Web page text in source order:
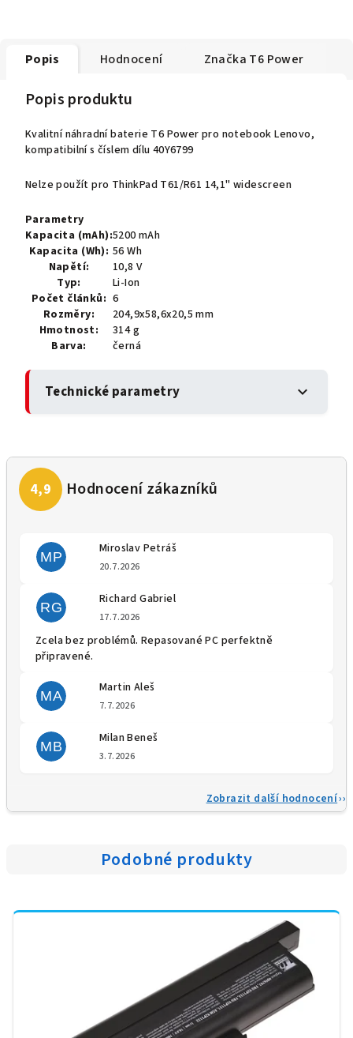
Popis Hodnocení Značka T6 Power
Popis produktu
Kvalitní náhradní baterie T6 Power pro notebook Lenovo,
kompatibilní s číslem dílu 40Y6799
Nelze použít pro ThinkPad T61/R61 14,1" widescreen
Parametry
Kapacita (mAh):5200 mAh
Kapacita (Wh): 56 Wh
Napětí:
10,8 V
Typ:
Li-Ion
Počet článků: 6
Rozměry:
204,9x58,6x20,5 mm
Hmotnost:
314 g
Barva:
černá
Technické parametry expand_more
MP
Miroslav Petráš
20.7.2026
RG
Richard Gabriel
17.7.2026
Zcela bez problémů. Repasované PC perfektně
připravené.
MA
Martin Aleš
7.7.2026
MB
Milan Beneš
3.7.2026
Zobrazit další hodnocení
Podobné produkty